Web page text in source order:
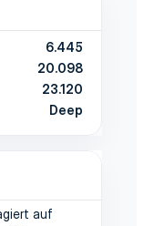
6.445
20.098
23.120
Deep
auf